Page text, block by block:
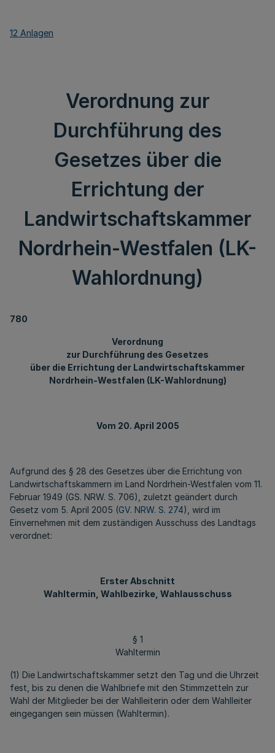
12 Anlagen
Verordnung zur
Durchführung des
Gesetzes über die
Errichtung der
Landwirtschaftskammer
Nordrhein-Westfalen (LK-
Wahlordnung)
780
Verordnung
zur Durchführung des Gesetzes
über die Errichtung der Landwirtschaftskammer
Nordrhein-Westfalen (LK-Wahlordnung)
Vom 20. April 2005
Aufgrund des § 28 des Gesetzes über die Errichtung von
Landwirtschaftskammern im Land Nordrhein-Westfalen vom 11.
Februar 1949 (GS. NRW. S. 706), zuletzt geändert durch
Gesetz vom 5. April 2005 (GV. NRW. S. 274), wird im
Einvernehmen mit dem zuständigen Ausschuss des Landtags
verordnet:
Erster Abschnitt
Wahltermin, Wahlbezirke, Wahlausschuss
§ 1
Wahltermin
(1) Die Landwirtschaftskammer setzt den Tag und die Uhrzeit
fest, bis zu denen die Wahlbriefe mit den Stimmzetteln zur
Wahl der Mitglieder bei der Wahlleiterin oder dem Wahlleiter
eingegangen sein müssen (Wahltermin).